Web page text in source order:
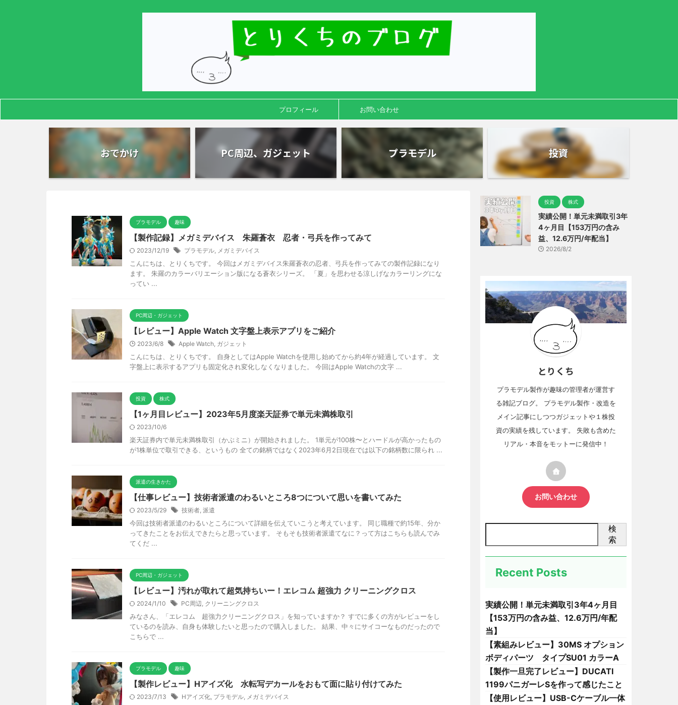
プロフィール お問い合わせ
おでかけ PC周辺、ガジェット プラモデル 投資
プラモデル 趣味
【製作記録】メガミデバイス 朱羅蒼衣 忍者・弓兵を作ってみて
2023/12/19 プラモデル, メガミデバイス
こんにちは、とりくちです。 今回はメガミデバイス朱羅蒼衣の忍者、弓兵を作ってみての製作記録になり
ます。 朱羅のカラーバリエーション版になる蒼衣シリーズ。 「夏」を思わせる涼しげなカラーリングにな
ってい ...
PC周辺・ガジェット
【レビュー】Apple Watch 文字盤上表示アプリをご紹介
2023/6/8 Apple Watch, ガジェット
こんにちは、とりくちです。 自身としてはApple Watchを使用し始めてから約4年が経過しています。 文
字盤上に表示するアプリも固定化され変化しなくなりました。 今回はApple Watchの文字 ...
投資 株式
【1ヶ月目レビュー】2023年5月度楽天証券で単元未満株取引
2023/10/6
楽天証券内で単元未満株取引（かぶミニ）が開始されました。 1単元が100株〜とハードルが高かったもの
が1株単位で取引できる、というもの 全ての銘柄ではなく2023年6月2日現在では以下の銘柄数に限られ ...
派遣の生きかた
【仕事レビュー】技術者派遣のわるいところ8つについて思いを書いてみた
2023/5/29 技術者, 派遣
今回は技術者派遣のわるいところについて詳細を伝えていこうと考えています。 同じ職種で約15年、分か
ってきたことをお伝えできたらと思っています。 そもそも技術者派遣てなに？って方はこちらも読んでみ
てくだ ...
PC周辺・ガジェット
【レビュー】汚れが取れて超気持ちいー！エレコム 超強力 クリーニングクロス
2024/1/10 PC周辺, クリーニングクロス
みなさん、「エレコム 超強力クリーニングクロス」を知っていますか？ すでに多くの方がレビューをし
ているのを読み、自身も体験したいと思ったので購入しました。 結果、中々にサイコーなものだったので
こちらで ...
プラモデル 趣味
【製作レビュー】Hアイズ化 水転写デカールをおもて面に貼り付けてみた
2023/7/13 Hアイズ化, プラモデル, メガミデバイス
投資 株式
実績公開！単元未満取引3年
4ヶ月目【153万円の含み
益、12.6万円/年配当】
2026/8/2
とりくち
プラモデル製作が趣味の管理者が運営す
る雑記ブログ。 プラモデル製作・改造を
メイン記事にしつつガジェットや１株投
資の実績を残しています。 失敗も含めた
リアル・本音をモットーに発信中！
お問い合わせ
検
索
Recent Posts
実績公開！単元未満取引3年4ヶ月目
【153万円の含み益、12.6万円/年配
当】
【素組みレビュー】30MS オプション
ボディパーツ タイプSU01 カラーA
【製作一旦完了レビュー】DUCATI
1199パニガーレSを作って感じたこと
【使用レビュー】USB-Cケーブル一体